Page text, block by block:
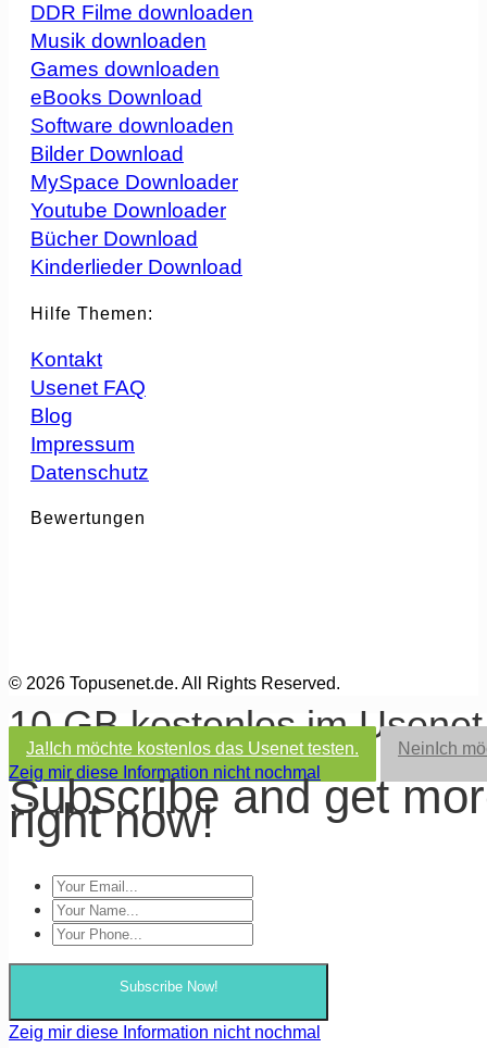
DDR Filme downloaden
Musik downloaden
Games downloaden
eBooks Download
Software downloaden
Bilder Download
MySpace Downloader
Youtube Downloader
Bücher Download
Kinderlieder Download
Hilfe Themen:
Kontakt
Usenet FAQ
Blog
Impressum
Datenschutz
Bewertungen
© 2026 Topusenet.de. All Rights Reserved.
10 GB kostenlos im
Ja! Ich möchte kostenlos das Usenet testen. Nein Ich
Zeig mir diese Information nicht nochmal
Subscribe and get
right now!
Subscribe Now!
Zeig mir diese Information nicht nochmal